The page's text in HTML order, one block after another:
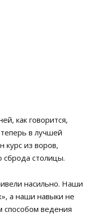
как говорится,
в лучшей
курс из воров,
сброда столицы.
насильно. Наши
а наши навыки не
ведения